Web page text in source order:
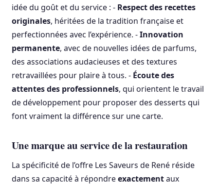
idée du goût et du service : - Respect des recettes
originales, héritées de la tradition française et
perfectionnées avec l’expérience. -Innovation
permanente, avec de nouvelles idées de parfums,
des associations audacieuses et des textures
retravaillées pour plaire à tous. - Écoute des
attentes des professionnels, qui orientent le travail
de développement pour proposer des desserts qui
font vraiment la différence sur une carte.
Une marque au service de la restauration
La spécificité de l’offre Les Saveurs de René réside
dans sa capacité à répondreexactementaux